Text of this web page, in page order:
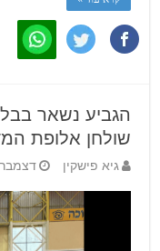
הגביע נשאר
שולחן אלופת
גיא פישקין דצמבר 14,